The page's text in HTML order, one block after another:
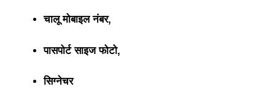
चालू मोबाइल नंबर,
पासपोर्ट साइज फोटो,
सिग्नेचर